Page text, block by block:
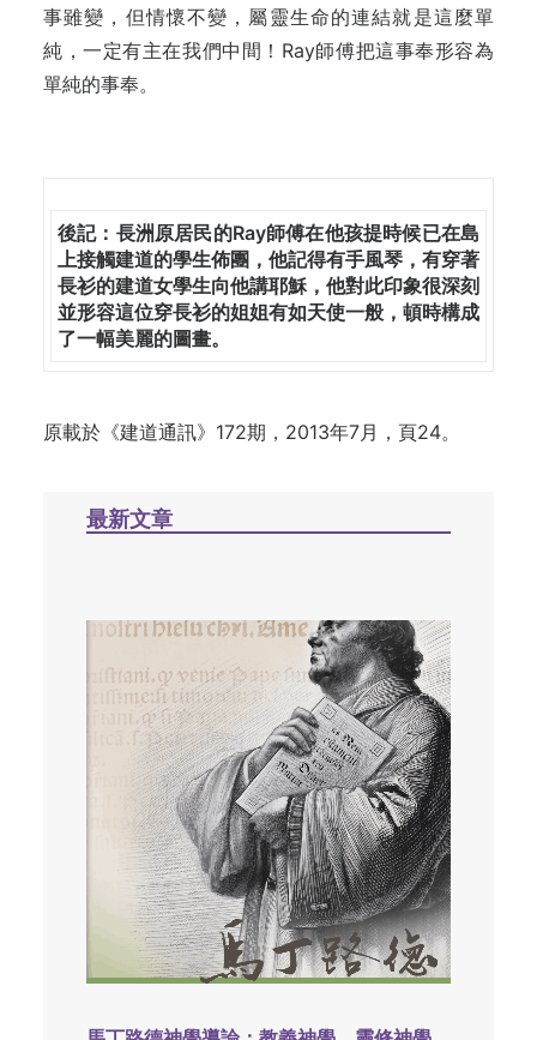
事雖變，但情懷不變，屬靈生命的連結就是這麼單
純，一定有主在我們中間！Ray師傅把這事奉形容為
單純的事奉。
後記：長洲原居民的Ray師傅在他孩提時候已在島
上接觸建道的學生佈團，他記得有手風琴，有穿著
長衫的建道女學生向他講耶穌，他對此印象很深刻
並形容這位穿長衫的姐姐有如天使一般，頓時構成
了一幅美麗的圖畫。
原載於《建道通訊》172期，2013年7月，頁24。
最新文章